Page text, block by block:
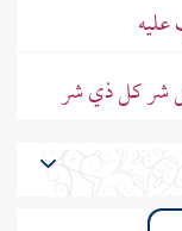
شر كل ذي شر